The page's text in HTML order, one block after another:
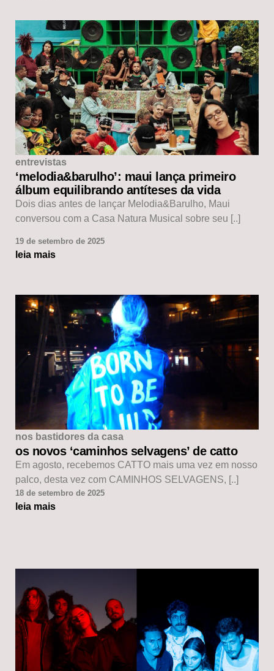
entrevistas
‘melodia&barulho’: maui lança primeiro
álbum equilibrando antíteses da vida
Dois dias antes de lançar Melodia&Barulho, Maui
conversou com a Casa Natura Musical sobre seu [..]
19 de setembro de 2025
leia mais
nos bastidores da casa
os novos ‘caminhos selvagens’ de catto
Em agosto, recebemos CATTO mais uma vez em nosso
palco, desta vez com CAMINHOS SELVAGENS, [..]
18 de setembro de 2025
leia mais